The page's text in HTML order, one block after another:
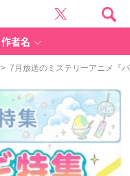
作者名
> 7月放送のミステリーアニメ『